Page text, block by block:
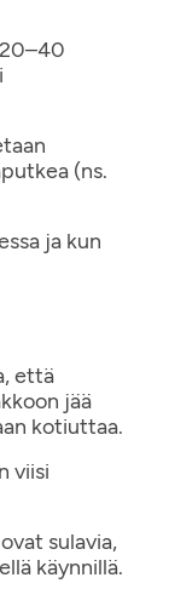
(ns.
ja kun
että
jää
kotiuttaa.
viisi
sulavia,
käynnillä.